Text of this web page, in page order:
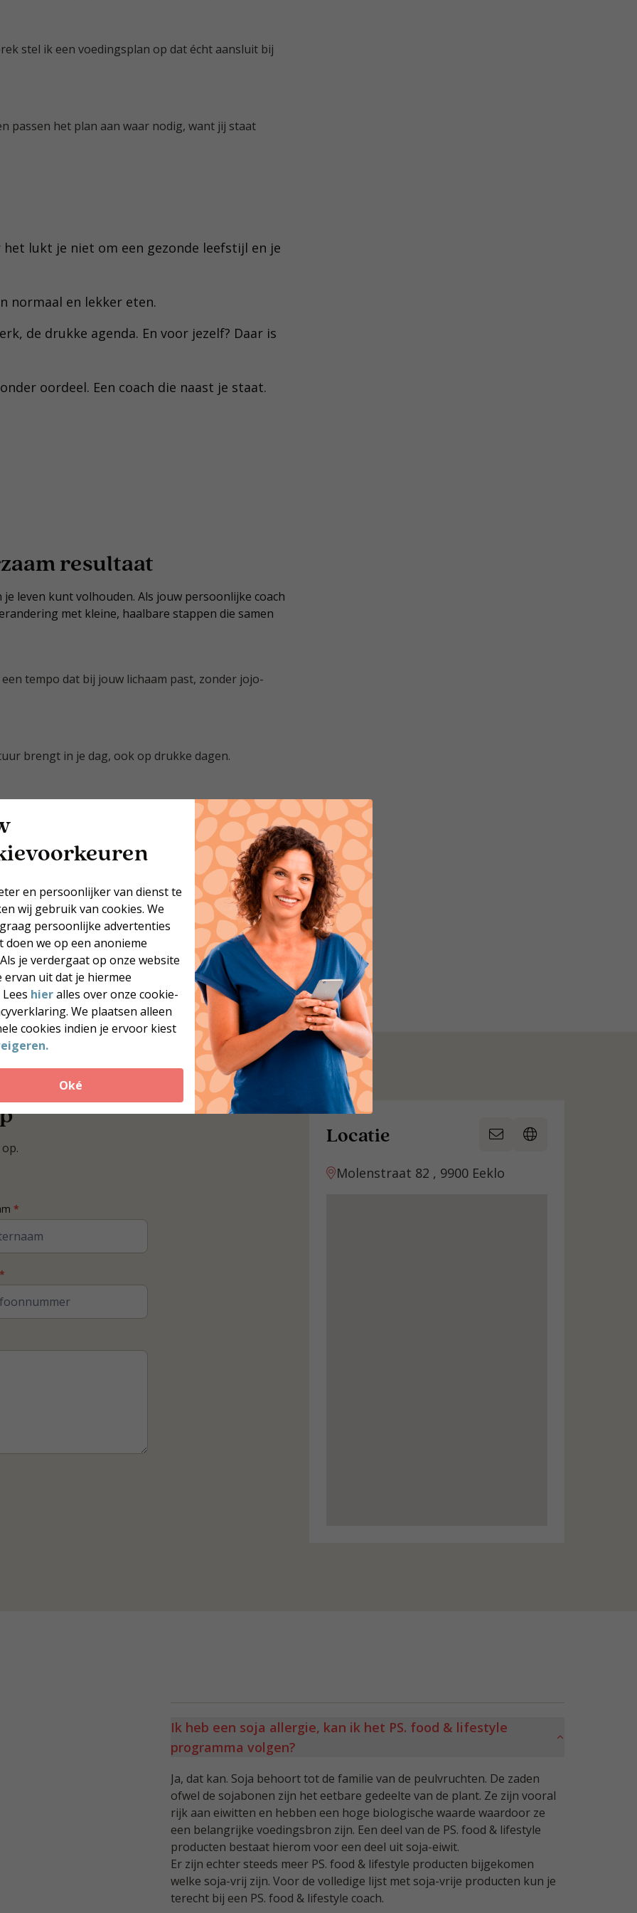
en persoonlijker van dienst te
wij gebruik van cookies. We
persoonlijke advertenties
doen we op een anonieme
je verdergaat op onze website
ervan uit dat je hiermee
hieralles over onze cookie-
We plaatsen alleen
cookies indien je ervoor kiest
Oké
stel ik een voedingsplan op dat écht aansluit bij
passen het plan aan waar nodig, want jij staat
lukt je niet om een gezonde leefstijl en je
normaal en lekker eten.
de drukke agenda. En voor jezelf? Daar is
oordeel. Een coach die naast je staat.
resultaat
leven kunt volhouden. Als jouw persoonlijke coach
met kleine, haalbare stappen die samen
tempo dat bij jouw lichaam past, zonder jojo-
brengt in je dag, ook op drukke dagen.
we samen voor een volledig beeld.
voor vragen en houden we contact voor
*
*
Locatie
Molenstraat 82 , 9900 Eeklo
Ik heb een soja allergie, kan ik het PS. food & lifestyle
programma volgen?
Ja, dat kan. Soja behoort tot de familie van de peulvruchten. De zaden
ofwel de sojabonen zijn het eetbare gedeelte van de plant. Ze zijn vooral
rijk aan eiwitten en hebben een hoge biologische waarde waardoor ze
een belangrijke voedingsbron zijn. Een deel van de PS. food & lifestyle
producten bestaat hierom voor een deel uit soja-eiwit.
Er zijn echter steeds meer PS. food & lifestyle producten bijgekomen
welke soja-vrij zijn. Voor de volledige lijst met soja-vrije producten kun je
terecht bij een PS. food & lifestyle coach.